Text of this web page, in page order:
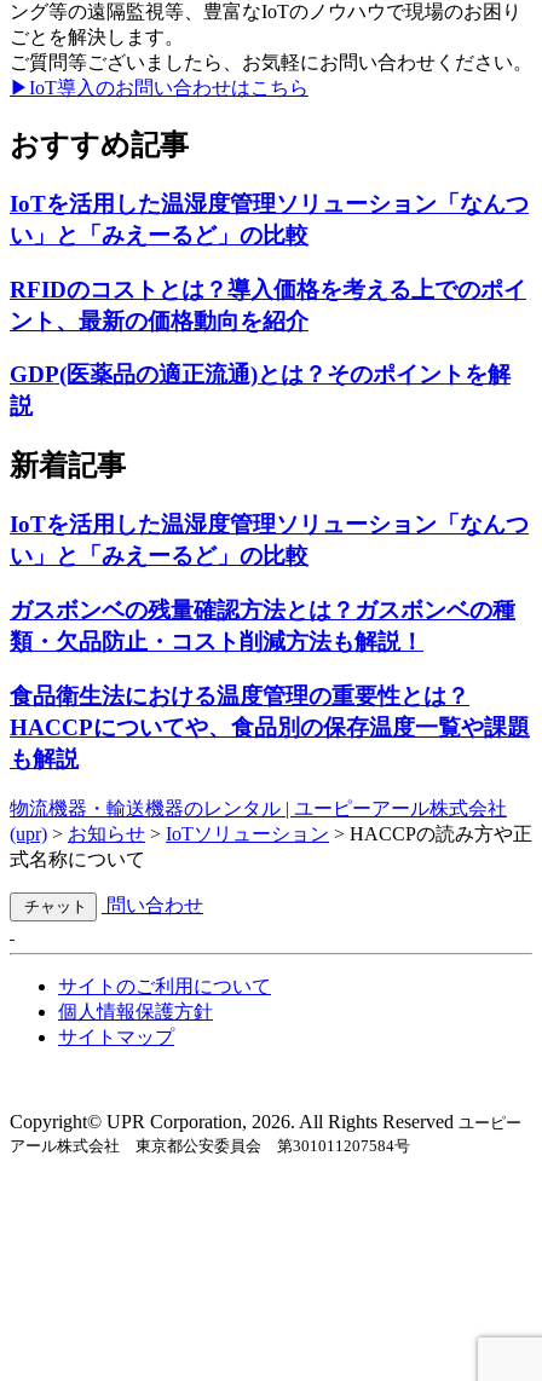
ング等の遠隔監視等、豊富なIoTのノウハウで現場のお困り
ごとを解決します。
ご質問等ございましたら、お気軽にお問い合わせください。
▶IoT導入のお問い合わせはこちら
おすすめ記事
IoTを活用した温湿度管理ソリューション「なんつ
い」と「みえーるど」の比較
RFIDのコストとは？導入価格を考える上でのポイ
ント、最新の価格動向を紹介
GDP(医薬品の適正流通)とは？そのポイントを解
説
新着記事
IoTを活用した温湿度管理ソリューション「なんつ
い」と「みえーるど」の比較
ガスボンベの残量確認方法とは？ガスボンベの種
類・欠品防止・コスト削減方法も解説！
食品衛生法における温度管理の重要性とは？
HACCPについてや、食品別の保存温度一覧や課題
も解説
物流機器・輸送機器のレンタル | ユーピーアール株式会社
(upr) > お知らせ > IoTソリューション > HACCPの読み方や正
式名称について
チャット 問い合わせ
サイトのご利用について
個人情報保護方針
サイトマップ
Copyright©︎ UPR Corporation, 2026. All Rights Reserved ユーピー
アール株式会社 東京都公安委員会 第301011207584号